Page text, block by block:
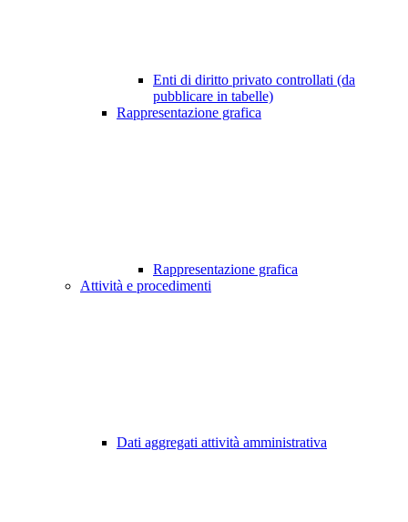
Enti di diritto privato controllati (da
pubblicare in tabelle)
Rappresentazione grafica
Rappresentazione grafica
Attività e procedimenti
Dati aggregati attività amministrativa